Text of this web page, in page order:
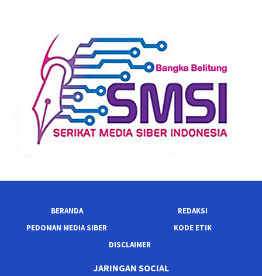
BERANDA
REDAKSI
PEDOMAN MEDIA SIBER
KODE ETIK
DISCLAIMER
JARINGAN SOCIAL